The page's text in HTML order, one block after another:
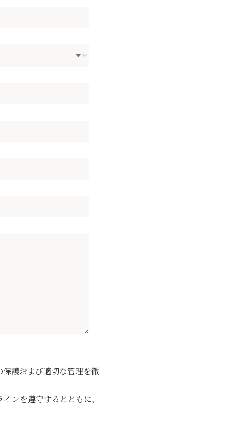
護および適切な管理を徹
ンを遵守するとともに、